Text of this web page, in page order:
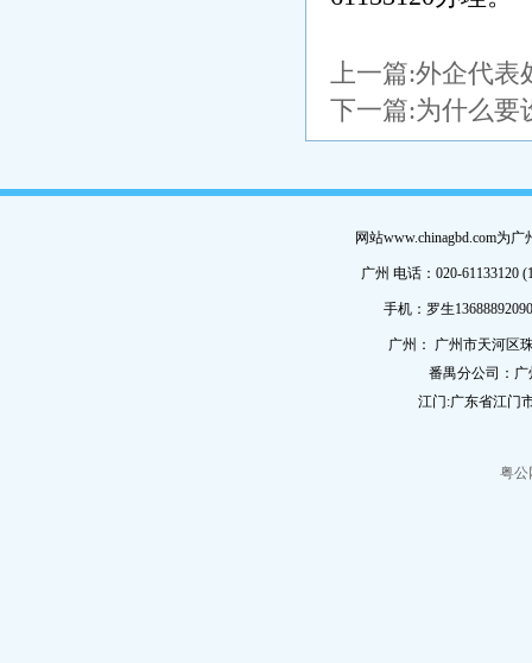
上一篇:外企代表
下一篇:为什么要
网站www.chinagbd.com为
广州 电话：020-61133120
手机：罗生
广州： 广州市天河区
番禺分公司：
江门:广东省江门
粤公